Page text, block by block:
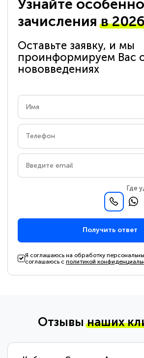
Узнайте
зачисленияв
Оставьте заявку, и мы
проинформируем Вас
нововведениях
Где
Получить ответ
Я соглашаюсь на обработку
соглашаюсь сполитикой
Отзывынаших